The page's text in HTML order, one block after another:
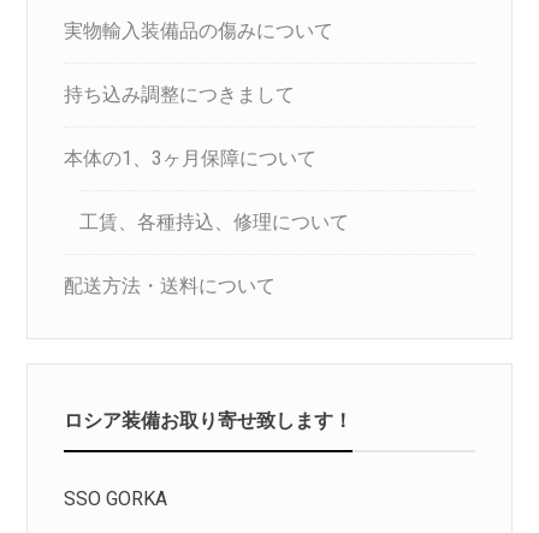
実物輸入装備品の傷みについて
持ち込み調整につきまして
本体の1、3ヶ月保障について
工賃、各種持込、修理について
配送方法・送料について
ロシア装備お取り寄せ致します！
SSO GORKA